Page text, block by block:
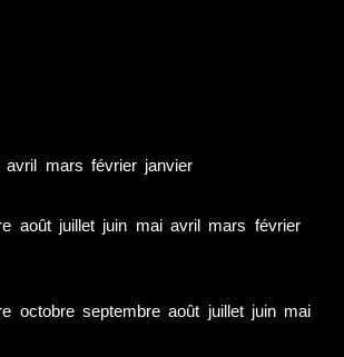
avril mars février janvier
août juillet juin mai avril mars février
octobre septembre août juillet juin mai